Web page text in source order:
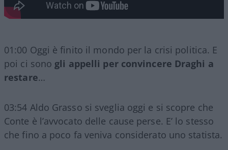
01:00 Oggi è finito il mondo per la crisi politica. E
poi ci sono gli appelli per convincere Draghi a
restare…
03:54 Aldo Grasso si sveglia oggi e si scopre che
Conte è l’avvocato delle cause perse. E’ lo stesso
che fino a poco fa veniva considerato uno statista.